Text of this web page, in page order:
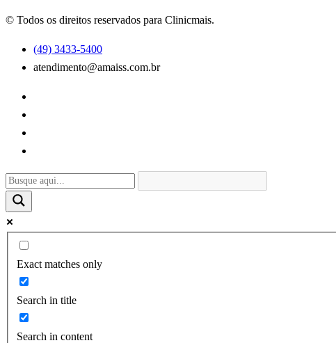
© Todos os direitos reservados para Clinicmais.
(49) 3433-5400
atendimento@amaiss.com.br
Exact matches only
Search in title
Search in content